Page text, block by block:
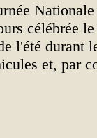
célébrée
l'été durant
et, par